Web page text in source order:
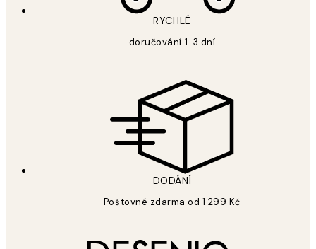
RYCHLÉ
doručování 1-3 dní
DODÁNÍ
Poštovné zdarma od 1 299 Kč